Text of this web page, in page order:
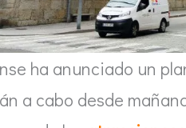
ha anunciado un
a cabo desde